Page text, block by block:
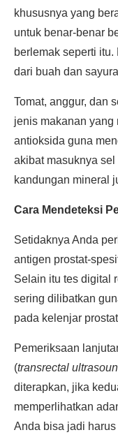
khususnya yang
untuk benar-benar
berlemak seperti itu.
dari buah dan
Tomat, anggur, dan
jenis makanan yang
antioksida guna
akibat masuknya
kandungan mineral
Cara Mendeteksi
Setidaknya Anda
antigen prostat-
Selain itu tes digital
sering dilibatkan
pada kelenjar
Pemeriksaan
(transrectal
diterapkan, jika
memperlihatkan
Anda bisa jadi